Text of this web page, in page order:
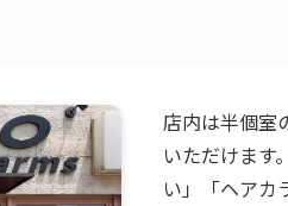
店内は半個室
いただけます
い」「ヘアカ